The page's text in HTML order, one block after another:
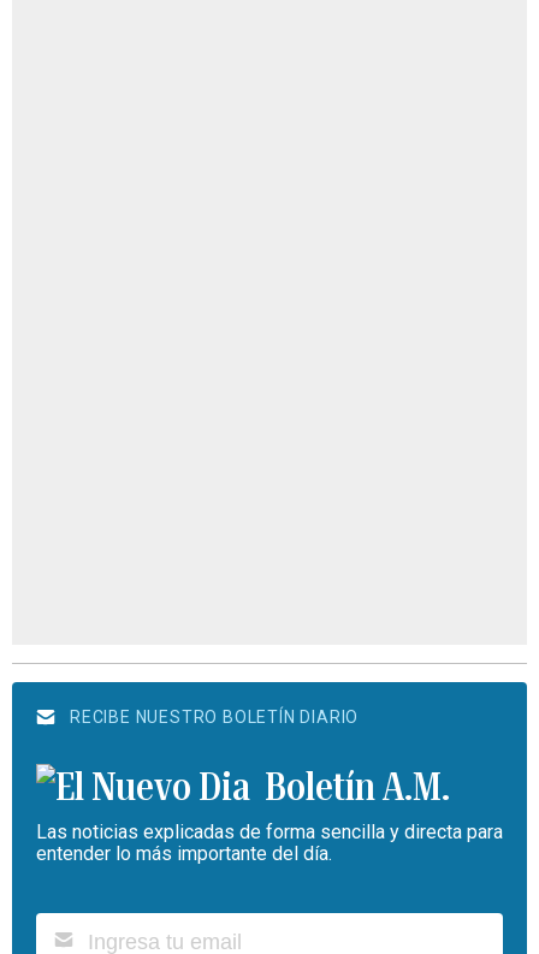
RECIBE NUESTRO BOLETÍN DIARIO
Boletín A.M.
Las noticias explicadas de forma sencilla y directa para
entender lo más importante del día.